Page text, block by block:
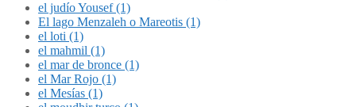
el judío Yousef (1)
El lago Menzaleh o Mareotis (1)
el loti (1)
el mahmil (1)
el mar de bronce (1)
el Mar Rojo (1)
el Mesías (1)